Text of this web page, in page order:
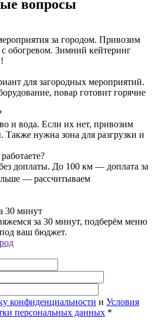
вопросы
за городом. Привозим
обогревом. Зимний кейтеринг
для загородных мероприятий.
повар готовит горячие
и вода. Если их нет, привозим
Также нужна зона для разгрузки и
доплаты. До 100 км — доплата за
— рассчитываем
30 минут
за 30 минут, подберём меню
ваш бюджет.
конфиденциальности и Условия
персональных данных *